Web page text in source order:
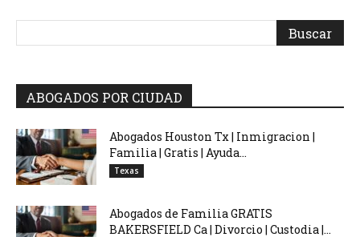
ABOGADOS POR CIUDAD
Abogados Houston Tx | Inmigracion |
Familia | Gratis | Ayuda...
Texas
Abogados de Familia GRATIS
BAKERSFIELD Ca | Divorcio | Custodia |...